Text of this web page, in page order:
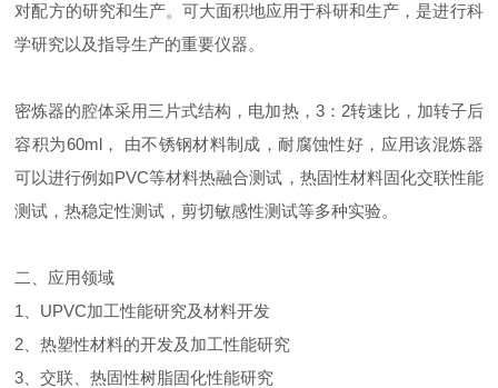
对配方的研究和生产。可大面积地应用于科研和生产，是进行科
学研究以及指导生产的重要仪器。
密炼器的腔体采用三片式结构，电加热，3：2转速比，加转子后
容积为60ml， 由不锈钢材料制成，耐腐蚀性好，应用该混炼器
可以进行例如PVC等材料热融合测试，热固性材料固化交联性能
测试，热稳定性测试，剪切敏感性测试等多种实验。
二、应用领域
1、UPVC加工性能研究及材料开发
2、热塑性材料的开发及加工性能研究
3、交联、热固性树脂固化性能研究